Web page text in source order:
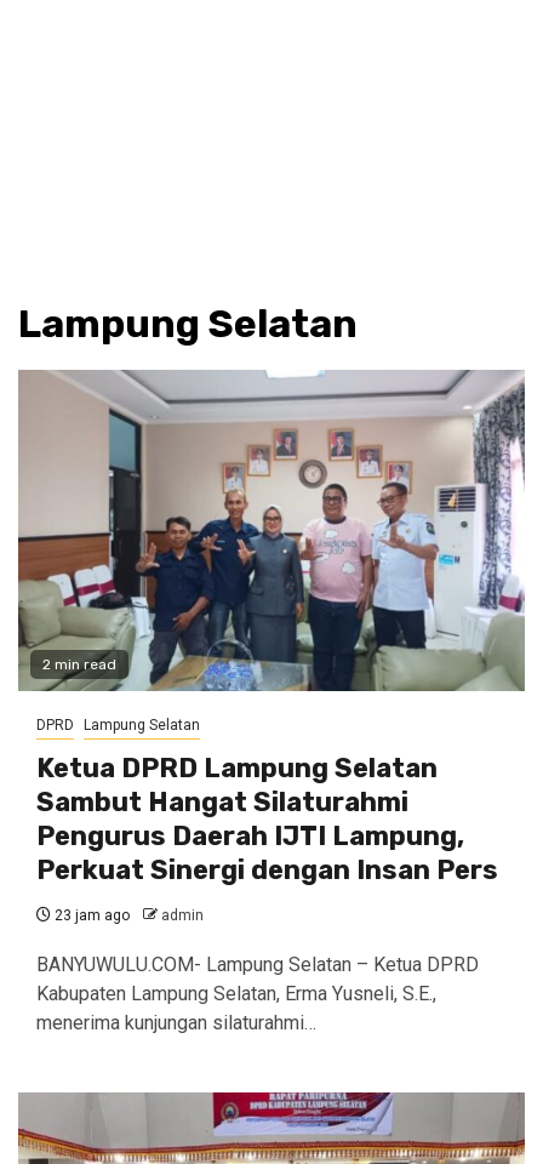
Lampung Selatan
2 min read
DPRD Lampung Selatan
Ketua DPRD Lampung Selatan
Sambut Hangat Silaturahmi
Pengurus Daerah IJTI Lampung,
Perkuat Sinergi dengan Insan Pers
23 jam ago admin
BANYUWULU.COM- Lampung Selatan – Ketua DPRD
Kabupaten Lampung Selatan, Erma Yusneli, S.E.,
menerima kunjungan silaturahmi…